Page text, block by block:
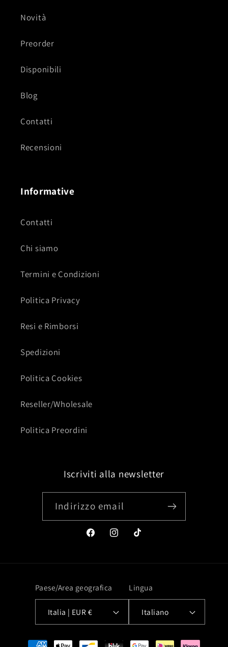
Novità
Preorder
Disponibili
Blog
Contatti
Recensioni
Informative
Contatti
Chi siamo
Termini e Condizioni
Politica Privacy
Resi e Rimborsi
Spedizioni
Politica Cookies
Reseller/Wholesale
Politica Preordini
Iscriviti alla newsletter
Indirizzo email
FacebookInstagramTikTok
Paese/Area geografica
Italia | EUR €
Lingua
Italiano
Metodi